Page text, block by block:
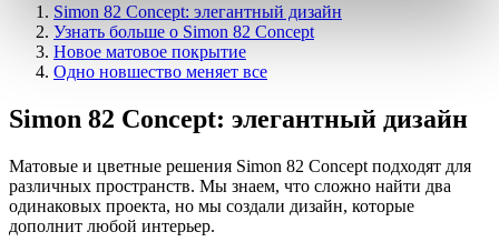
Simon 82 Concept: элегантный дизайн
Узнать больше о Simon 82 Concept
Новое матовое покрытие
Одно новшество меняет все
Simon 82 Concept: элегантный дизайн
Матовые и цветные решения Simon 82 Concept подходят для
различных пространств. Мы знаем, что сложно найти два
одинаковых проекта, но мы создали дизайн, которые
дополнит любой интерьер.